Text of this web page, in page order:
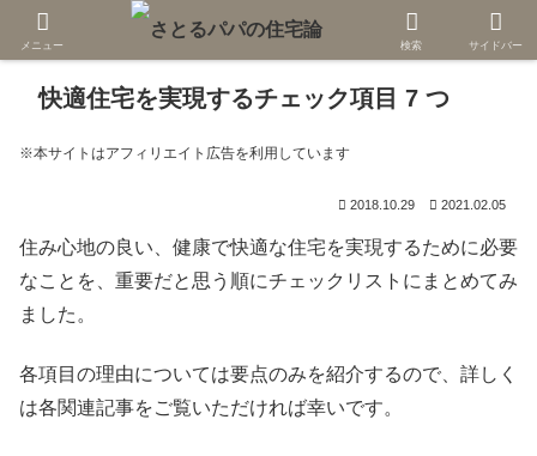
快適住宅を実現するチェック項目 7 つ
※本サイトはアフィリエイト広告を利用しています
2018.10.29 2021.02.05
住み心地の良い、健康で快適な住宅を実現するために必要
なことを、重要だと思う順にチェックリストにまとめてみ
ました。
各項目の理由については要点のみを紹介するので、詳しく
は各関連記事をご覧いただければ幸いです。
メニュー 検索 サイドバー